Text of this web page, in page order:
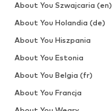
About You Szwajcaria (en)
About You Holandia (de)
About You Hiszpania
About You Estonia
About You Belgia (fr)
About You Francja